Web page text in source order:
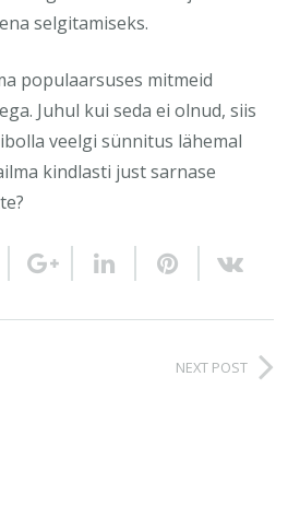
selgitamiseks.
populaarsuses mitmeid
Juhul kui seda ei olnud, siis
veelgi sünnitus lähemal
kindlasti just sarnase
NEXT POST